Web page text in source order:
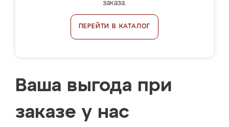
заказа.
ПЕРЕЙТИ В КАТАЛОГ
Ваша выгода при
заказе у нас